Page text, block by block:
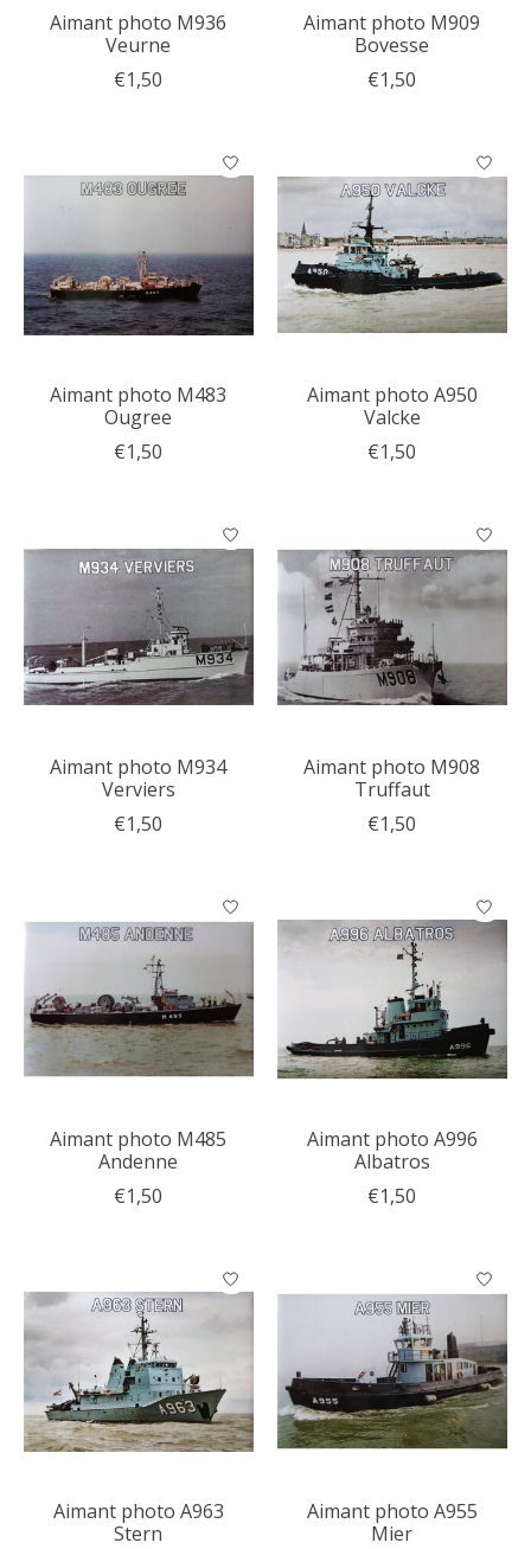
Aimant photo M936
Veurne
€1,50
Aimant photo M909
Bovesse
€1,50
Aimant photo M483
Ougree
€1,50
Aimant photo A950
Valcke
€1,50
Aimant photo M934
Verviers
€1,50
Aimant photo M908
Truffaut
€1,50
Aimant photo M485
Andenne
€1,50
Aimant photo A996
Albatros
€1,50
Aimant photo A963
Stern
Aimant photo A955
Mier